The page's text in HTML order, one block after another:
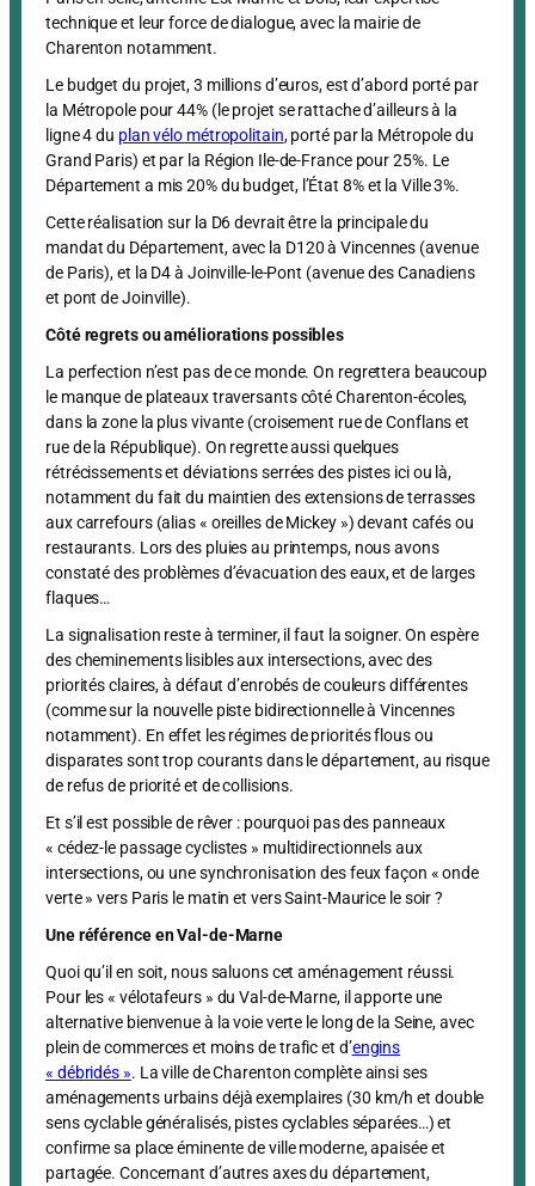
technique et leur force de dialogue, avec la mairie de
Charenton notamment.
Le budget du projet, 3 millions d’euros, est d’abord porté par
la Métropole pour 44% (le projet se rattache d’ailleurs à la
ligne 4 du plan vélo métropolitain, porté par la Métropole du
Grand Paris) et par la Région Ile-de-France pour 25%. Le
Département a mis 20% du budget, l’État 8% et la Ville 3%.
Cette réalisation sur la D6 devrait être la principale du
mandat du Département, avec la D120 à Vincennes (avenue
de Paris), et la D4 à Joinville-le-Pont (avenue des Canadiens
et pont de Joinville).
Côté regrets ou améliorations possibles
La perfection n’est pas de ce monde. On regrettera beaucoup
le manque de plateaux traversants côté Charenton-écoles,
dans la zone la plus vivante (croisement rue de Conflans et
rue de la République). On regrette aussi quelques
rétrécissements et déviations serrées des pistes ici ou là,
notamment du fait du maintien des extensions de terrasses
aux carrefours (alias « oreilles de Mickey ») devant cafés ou
restaurants. Lors des pluies au printemps, nous avons
constaté des problèmes d’évacuation des eaux, et de larges
flaques…
La signalisation reste à terminer, il faut la soigner. On espère
des cheminements lisibles aux intersections, avec des
priorités claires, à défaut d’enrobés de couleurs différentes
(comme sur la nouvelle piste bidirectionnelle à Vincennes
notamment). En effet les régimes de priorités flous ou
disparates sont trop courants dans le département, au risque
de refus de priorité et de collisions.
Et s’il est possible de rêver : pourquoi pas des panneaux
« cédez-le passage cyclistes » multidirectionnels aux
intersections, ou une synchronisation des feux façon « onde
verte » vers Paris le matin et vers Saint-Maurice le soir ?
Une référence en Val-de-Marne
Quoi qu’il en soit, nous saluons cet aménagement réussi.
Pour les « vélotafeurs » du Val-de-Marne, il apporte une
alternative bienvenue à la voie verte le long de la Seine, avec
plein de commerces et moins de trafic et d’engins
« débridés ». La ville de Charenton complète ainsi ses
aménagements urbains déjà exemplaires (30 km/h et double
sens cyclable généralisés, pistes cyclables séparées…) et
confirme sa place éminente de ville moderne, apaisée et
partagée. Concernant d’autres axes du département,